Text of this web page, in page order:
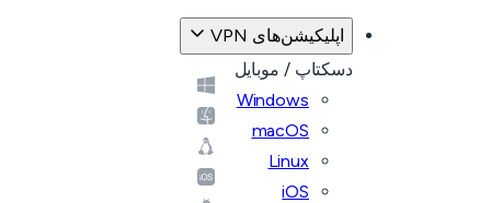
اپلیکیشن‌های VPN
دسکتاپ / موبایل
Windows
macOS
Linux
iOS